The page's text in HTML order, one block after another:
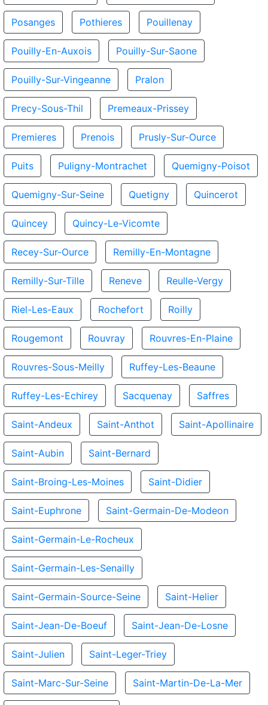
Posanges Pothieres Pouillenay
Pouilly-En-Auxois Pouilly-Sur-Saone
Pouilly-Sur-Vingeanne Pralon
Precy-Sous-Thil Premeaux-Prissey
Premieres Prenois Prusly-Sur-Ource
Puits Puligny-Montrachet Quemigny-Poisot
Quemigny-Sur-Seine Quetigny Quincerot
Quincey Quincy-Le-Vicomte
Recey-Sur-Ource Remilly-En-Montagne
Remilly-Sur-Tille Reneve Reulle-Vergy
Riel-Les-Eaux Rochefort Roilly
Rougemont Rouvray Rouvres-En-Plaine
Rouvres-Sous-Meilly Ruffey-Les-Beaune
Ruffey-Les-Echirey Sacquenay Saffres
Saint-Andeux Saint-Anthot Saint-Apollinaire
Saint-Aubin Saint-Bernard
Saint-Broing-Les-Moines Saint-Didier
Saint-Euphrone Saint-Germain-De-Modeon
Saint-Germain-Le-Rocheux
Saint-Germain-Les-Senailly
Saint-Germain-Source-Seine Saint-Helier
Saint-Jean-De-Boeuf Saint-Jean-De-Losne
Saint-Julien Saint-Leger-Triey
Saint-Marc-Sur-Seine Saint-Martin-De-La-Mer